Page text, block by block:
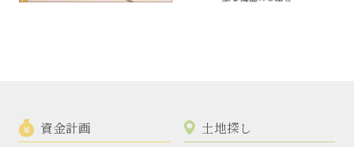
資金計画 土地探し